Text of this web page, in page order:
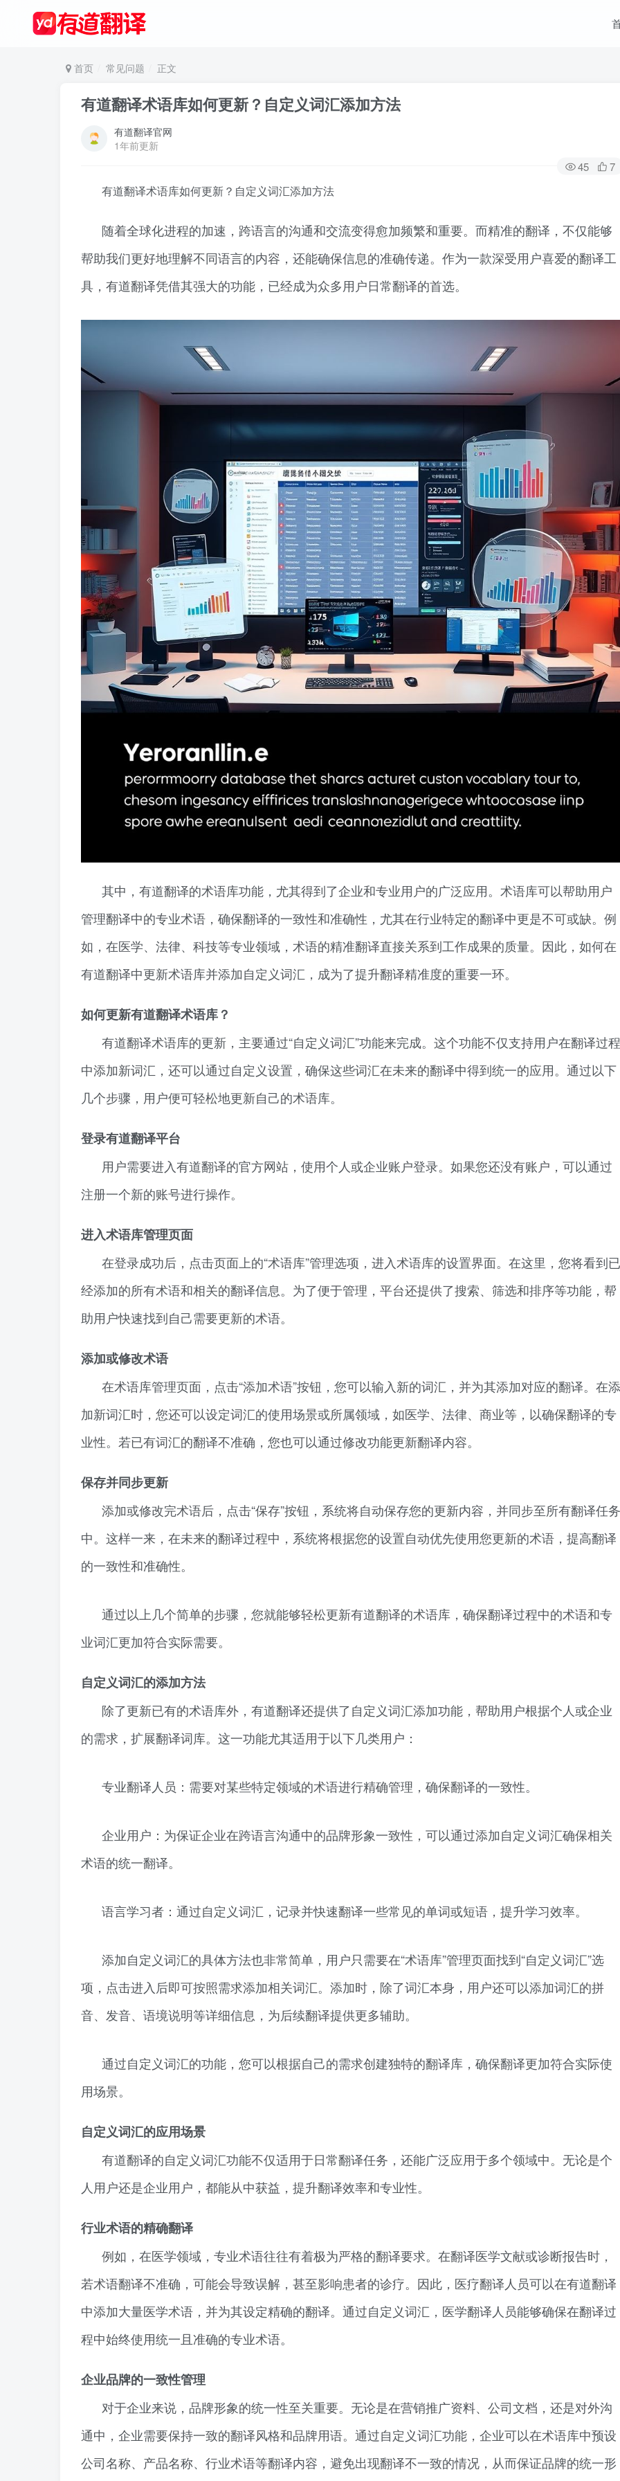
首页 常见问题 正文
有道翻译术语库如何更新？自定义词汇添加方法
有道翻译官网
1年前更新
45 7
有道翻译术语库如何更新？自定义词汇添加方法
随着全球化进程的加速，跨语言的沟通和交流变得愈加频繁和重要。而精准的翻译，不仅能够
帮助我们更好地理解不同语言的内容，还能确保信息的准确传递。作为一款深受用户喜爱的翻译工
具，有道翻译凭借其强大的功能，已经成为众多用户日常翻译的首选。
其中，有道翻译的术语库功能，尤其得到了企业和专业用户的广泛应用。术语库可以帮助用户
管理翻译中的专业术语，确保翻译的一致性和准确性，尤其在行业特定的翻译中更是不可或缺。例
如，在医学、法律、科技等专业领域，术语的精准翻译直接关系到工作成果的质量。因此，如何在
有道翻译中更新术语库并添加自定义词汇，成为了提升翻译精准度的重要一环。
如何更新有道翻译术语库？
有道翻译术语库的更新，主要通过“自定义词汇”功能来完成。这个功能不仅支持用户在翻译过程
中添加新词汇，还可以通过自定义设置，确保这些词汇在未来的翻译中得到统一的应用。通过以下
几个步骤，用户便可轻松地更新自己的术语库。
登录有道翻译平台
用户需要进入有道翻译的官方网站，使用个人或企业账户登录。如果您还没有账户，可以通过
注册一个新的账号进行操作。
进入术语库管理页面
在登录成功后，点击页面上的“术语库”管理选项，进入术语库的设置界面。在这里，您将看到已
经添加的所有术语和相关的翻译信息。为了便于管理，平台还提供了搜索、筛选和排序等功能，帮
助用户快速找到自己需要更新的术语。
添加或修改术语
在术语库管理页面，点击“添加术语”按钮，您可以输入新的词汇，并为其添加对应的翻译。在添
加新词汇时，您还可以设定词汇的使用场景或所属领域，如医学、法律、商业等，以确保翻译的专
业性。若已有词汇的翻译不准确，您也可以通过修改功能更新翻译内容。
保存并同步更新
添加或修改完术语后，点击“保存”按钮，系统将自动保存您的更新内容，并同步至所有翻译任务
中。这样一来，在未来的翻译过程中，系统将根据您的设置自动优先使用您更新的术语，提高翻译
的一致性和准确性。
通过以上几个简单的步骤，您就能够轻松更新有道翻译的术语库，确保翻译过程中的术语和专
业词汇更加符合实际需要。
自定义词汇的添加方法
除了更新已有的术语库外，有道翻译还提供了自定义词汇添加功能，帮助用户根据个人或企业
的需求，扩展翻译词库。这一功能尤其适用于以下几类用户：
专业翻译人员：需要对某些特定领域的术语进行精确管理，确保翻译的一致性。
企业用户：为保证企业在跨语言沟通中的品牌形象一致性，可以通过添加自定义词汇确保相关
术语的统一翻译。
语言学习者：通过自定义词汇，记录并快速翻译一些常见的单词或短语，提升学习效率。
添加自定义词汇的具体方法也非常简单，用户只需要在“术语库”管理页面找到“自定义词汇”选
项，点击进入后即可按照需求添加相关词汇。添加时，除了词汇本身，用户还可以添加词汇的拼
音、发音、语境说明等详细信息，为后续翻译提供更多辅助。
通过自定义词汇的功能，您可以根据自己的需求创建独特的翻译库，确保翻译更加符合实际使
用场景。
自定义词汇的应用场景
有道翻译的自定义词汇功能不仅适用于日常翻译任务，还能广泛应用于多个领域中。无论是个
人用户还是企业用户，都能从中获益，提升翻译效率和专业性。
行业术语的精确翻译
例如，在医学领域，专业术语往往有着极为严格的翻译要求。在翻译医学文献或诊断报告时，
若术语翻译不准确，可能会导致误解，甚至影响患者的诊疗。因此，医疗翻译人员可以在有道翻译
中添加大量医学术语，并为其设定精确的翻译。通过自定义词汇，医学翻译人员能够确保在翻译过
程中始终使用统一且准确的专业术语。
企业品牌的一致性管理
对于企业来说，品牌形象的统一性至关重要。无论是在营销推广资料、公司文档，还是对外沟
通中，企业需要保持一致的翻译风格和品牌用语。通过自定义词汇功能，企业可以在术语库中预设
公司名称、产品名称、行业术语等翻译内容，避免出现翻译不一致的情况，从而保证品牌的统一形